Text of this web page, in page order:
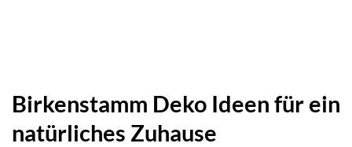
Birkenstamm Deko Ideen für ein
natürliches Zuhause